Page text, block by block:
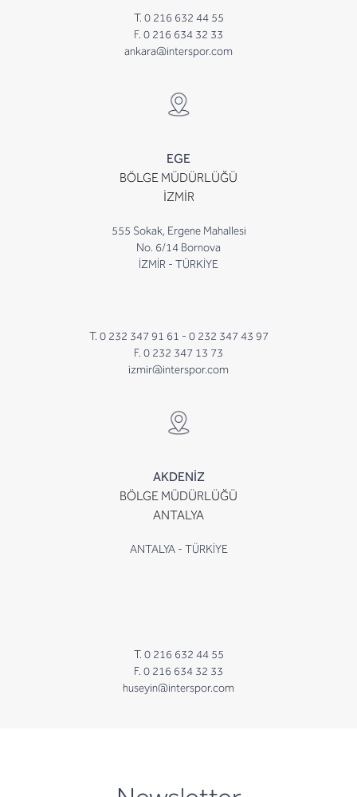
T. 0 216 632 44 55
F. 0 216 634 32 33
ankara@interspor.com
EGE
BÖLGE MÜDÜRLÜĞÜ
İZMİR
555 Sokak, Ergene Mahallesi
No. 6/14 Bornova
İZMİR - TÜRKİYE
T. 0 232 347 91 61 - 0 232 347 43 97
F. 0 232 347 13 73
izmir@interspor.com
AKDENİZ
BÖLGE MÜDÜRLÜĞÜ
ANTALYA
ANTALYA - TÜRKİYE
T. 0 216 632 44 55
F. 0 216 634 32 33
huseyin@interspor.com
newsletter